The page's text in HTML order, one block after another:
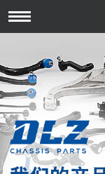
Open
Menu